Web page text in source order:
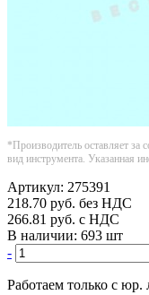
*Производитель оставляет за
вид инструмента. Указанная
Артикул: 275391
218.70 руб. без НДС
266.81 руб. с НДС
В наличии: 693 шт
-
Работаем только с юр.